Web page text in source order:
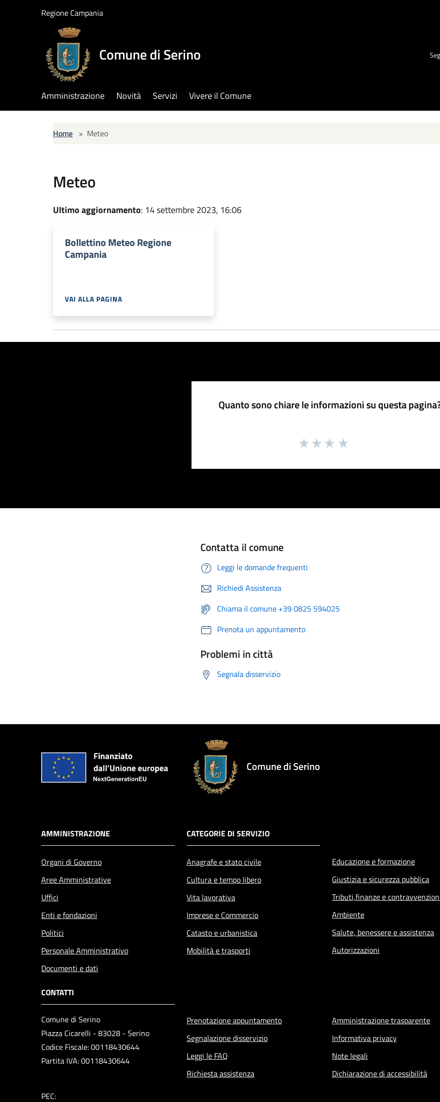
Regione Campania
Comune di Serino
Amministrazione Novità Servizi Vivere il Comune
Home > Meteo
Meteo
Ultimo aggiornamento: 14 settembre 2023, 16:06
Bollettino Meteo Regione
Campania
VAI ALLA PAGINA
Quanto sono chiare le informazioni su questa
Contatta il comune
Leggi le domande frequenti
Richiedi Assistenza
Chiama il comune +39 0825 594025
Prenota un appuntamento
Problemi in città
Segnala disservizio
Comune di Serino
AMMINISTRAZIONE
Organi di Governo
Aree Amministrative
Uffici
Enti e fondazioni
Politici
Personale Amministrativo
Documenti e dati
CATEGORIE DI SERVIZIO
Anagrafe e stato civile
Cultura e tempo libero
Vita lavorativa
Imprese e Commercio
Catasto e urbanistica
Mobilità e trasporti
Educazione e formazione
Giustizia e sicurezza pubblica
Tributi,finanze e
Ambiente
Salute, benessere e assistenza
Autorizzazioni
CONTATTI
Comune di Serino
Piazza Cicarelli - 83028 - Serino
Codice Fiscale: 00118430644
Partita IVA: 00118430644
PEC:
Prenotazione appuntamento
Segnalazione disservizio
Leggi le FAQ
Richiesta assistenza
Amministrazione trasparente
Informativa privacy
Note legali
Dichiarazione di accessibilità